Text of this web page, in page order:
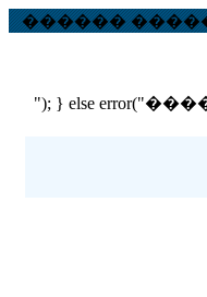
������
"); } else